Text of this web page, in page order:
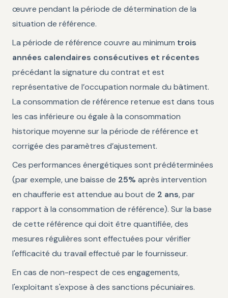
œuvre pendant la période de détermination de la
situation de référence.
La période de référence couvre au minimum trois
années calendaires consécutives et récentes
précédant la signature du contrat et est
représentative de l’occupation normale du bâtiment.
La consommation de référence retenue est dans tous
les cas inférieure ou égale à la consommation
historique moyenne sur la période de référence et
corrigée des paramètres d’ajustement.
Ces performances énergétiques sont prédéterminées
(par exemple, une baisse de 25% après intervention
en chaufferie est attendue au bout de 2 ans, par
rapport à la consommation de référence). Sur la base
de cette référence qui doit être quantifiée, des
mesures régulières sont effectuées pour vérifier
l'efficacité du travail effectué par le fournisseur.
En cas de non-respect de ces engagements,
l'exploitant s'expose à des sanctions pécuniaires.